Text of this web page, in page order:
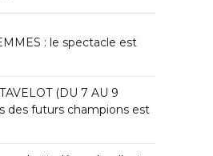
: le spectacle est
(DU 7 AU 9
des futurs champions est